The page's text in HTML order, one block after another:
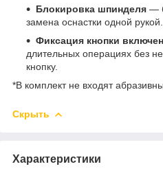
Блокировка шпинделя —
замена оснастки одной рукой.
Фиксация кнопки
длительных операциях без
кнопку.
*В комплект не входят
Скрыть
Характеристики